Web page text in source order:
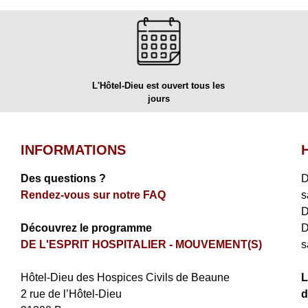
L'Hôtel-Dieu est ouvert tous les
jours
INFORMATIONS
Des questions ?
Rendez-vous sur notre FAQ
Découvrez le programme
DE L'ESPRIT HOSPITALIER - MOUVEMENT(S)
​Hôtel-Dieu des Hospices Civils de Beaune
2 rue de l’Hôtel-Dieu